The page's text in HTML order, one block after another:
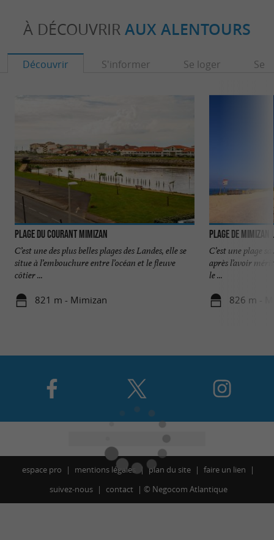
À DÉCOUVRIR AUX ALENTOURS
Découvrir S'informer Se loger Se
Plage du Courant Mimizan
C’est une des plus belles plages des Landes, elle se
situe à l’embouchure entre l’océan et le fleuve
côtier ...
821 m - Mimizan
Plage de Mimizan
C’est une plage
après l’avoir
le ...
826 m -
espace pro mentions légales plan du site
faire un lien
suivez-nous
contact © Negocom Atlantique